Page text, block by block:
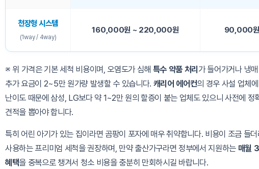
천장형 시스템
(1way / 4way)
160,000원 ~ 220,000원 90,000
※ 위 가격은 기본 세척 비용이며, 오염도가 심해 특수 약품 처리 가 들어가거나 냉
추가 요금이 2~5만 원가량 발생할 수 있습니다. 캐리어 에어컨의 경우 사설 업체
난이도 때문에 삼성, LG보다 약 1~2만 원의 할증이 붙는 업체도 있으니 사전에 정
견적을 뽑아야 합니다.
특히 어린 아기가 있는 집이라면 곰팡이 포자에 매우 취약합니다. 비용이 조금 들
사용하는 프리미엄 세척을 권장하며, 만약 출산가구라면 정부에서 지원하는 매월
혜택을 중복으로 챙겨서 청소 비용을 충분히 만회하시길 바랍니다.